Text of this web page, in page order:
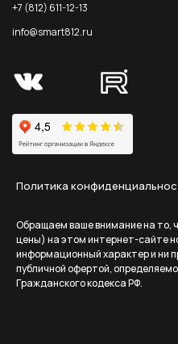
+7 (812) 611-12-13
info@smart812.ru
Политика
Обращаем ваше внимание на то,
цены) на этом интернет-сайте
информационный характер и ни
публичной офертой,
Гражданского кодекса РФ.